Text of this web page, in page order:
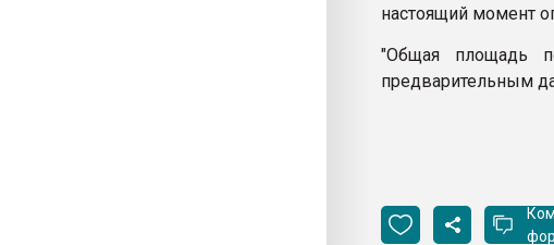
настоящий момент
"Общая площадь
предварительным